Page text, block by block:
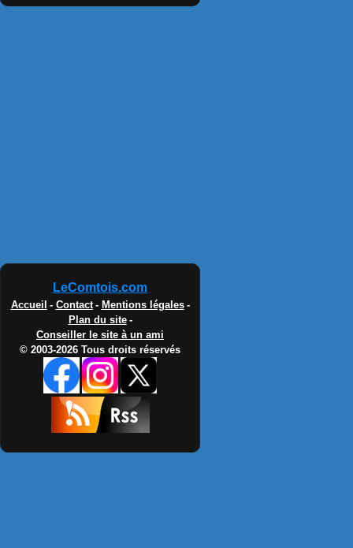
LeComtois.com
Accueil - Contact - Mentions légales -
Plan du site -
Conseiller le site à un ami
© 2003-2026 Tous droits réservés